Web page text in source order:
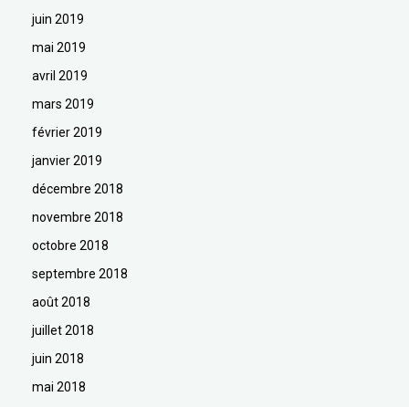
juin 2019
mai 2019
avril 2019
mars 2019
février 2019
janvier 2019
décembre 2018
novembre 2018
octobre 2018
septembre 2018
août 2018
juillet 2018
juin 2018
mai 2018